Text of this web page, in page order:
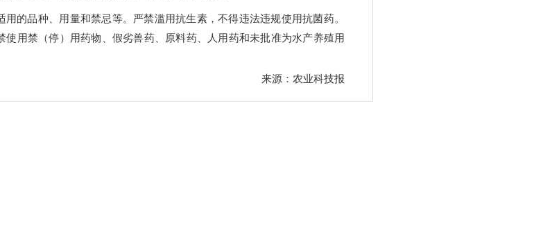
的品种、用量和禁忌等。严禁滥用抗生素，不得违法违规使用抗菌药。
用禁（停）用药物、假劣兽药、原料药、人用药和未批准为水产养殖用
来源：农业科技报